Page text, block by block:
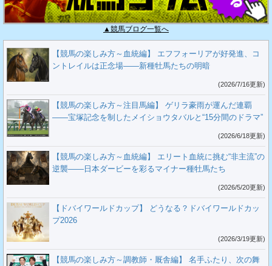
▲競馬ブログ一覧へ
【競馬の楽しみ方～血統編】 エフフォーリアが好発進、コ
ントレイルは正念場――新種牡馬たちの明暗
(2026/7/16更新)
【競馬の楽しみ方～注目馬編】 ゲリラ豪雨が運んだ連覇
――宝塚記念を制したメイショウタバルと“15分間のドラマ”
(2026/6/18更新)
【競馬の楽しみ方～血統編】 エリート血統に挑む“非主流”の
逆襲――日本ダービーを彩るマイナー種牡馬たち
(2026/5/20更新)
【ドバイワールドカップ】 どうなる？ドバイワールドカッ
プ2026
(2026/3/19更新)
【競馬の楽しみ方～調教師・厩舎編】 名手ふたり、次の舞